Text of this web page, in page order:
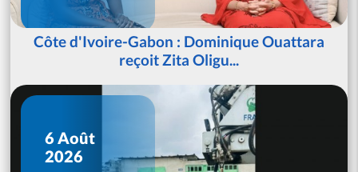
Côte d'Ivoire-Gabon : Dominique Ouattara
reçoit Zita Oligu...
6 Août
2026